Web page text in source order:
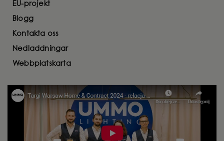
EU-projekt
Blogg
Kontakta oss
Nedladdningar
Webbplatskarta